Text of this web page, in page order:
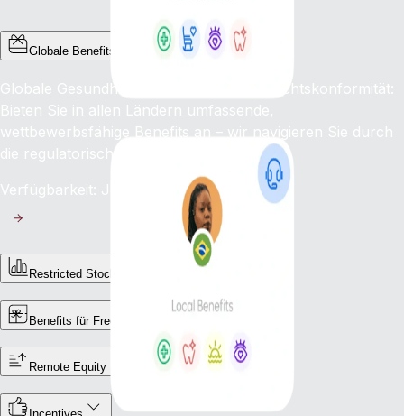
Globale Benefits
Globale Gesundheitsleistungen, lokale Rechtskonformität:
Bieten Sie in allen Ländern umfassende,
wettbewerbsfähige Benefits an – wir navigieren Sie durch
die regulatorischen Anforderungen.
Verfügbarkeit: Jetzt
Restricted Stock Units (RSUs)
Benefits für Freelancer:innen
Remote Equity